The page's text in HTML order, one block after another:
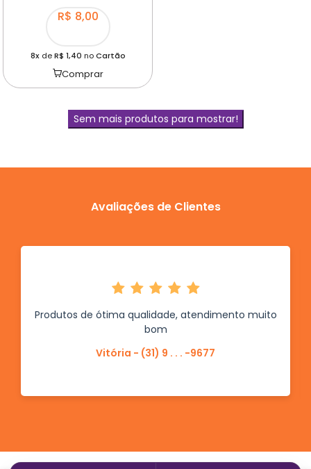
R$ 8,00
8xdeR$ 1,40 noCartão
Comprar
Sem mais produtos para mostrar!
Avaliações de Clientes
Produtos de ótima qualidade, atendimento muito
bom
Vitória - (31) 9 . . . -9677